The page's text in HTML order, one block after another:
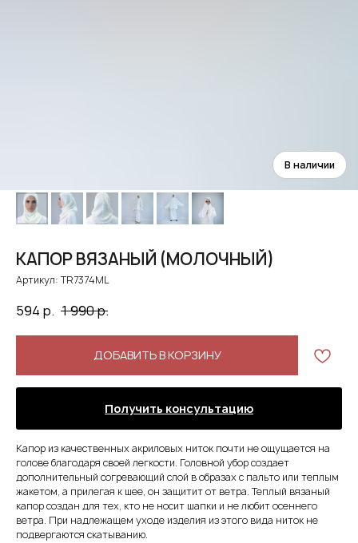
КАПОР ВЯЗАНЫЙ (МОЛОЧНЫЙ)
Артикул: TR7374ML
594 р. 1 990р.
ДОБАВИТЬ В КОРЗИНУ
Получить консультацию
Капор из качественных акриловых ниток почти не ощущается на
голове благодаря своей легкости. Головной убор создает
дополнительный согревающий слой в образах с пальто или теплым
жакетом, а прилегая к шее, он защитит от ветра. Теплый вязаный
капор создан для тех, кто не носит шапки и не любит осеннего
ветра. При надлежащем уходе изделия из этого вида ниток не
подвергаются скатыванию.